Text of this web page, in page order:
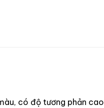
có độ tương phản